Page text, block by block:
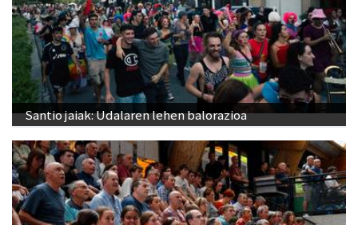
Santio jaiak: Udalaren lehen balorazioa